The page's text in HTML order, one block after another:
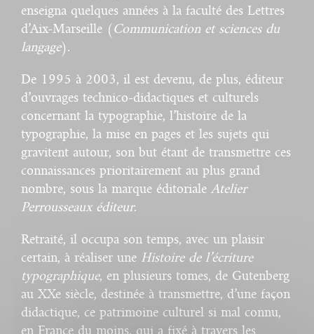
enseigna quelques années à la faculté des Lettres
d’Aix-Marseille ( Communication et sciences du
langage).
De 1995 à 2003, il est devenu, de plus, éditeur
d’ouvrages technico-didactiques et culturels
concernant la typographie, l’histoire de la
typographie, la mise en pages et les sujets qui
gravitent autour, son but étant de transmettre ces
connaissances prioritairement au plus grand
nombre, sous la marque éditoriale Atelier
Perrousseaux éditeur.
Retraité, il occupa son temps, avec un plaisir
certain, à réaliser une Histoire de l’écriture
typographique, en plusieurs tomes, de Gutenberg
au XXe siècle, destinée à transmettre, d’une façon
didactique, ce patrimoine culturel si mal connu,
en France du moins, qui a fixé à travers les